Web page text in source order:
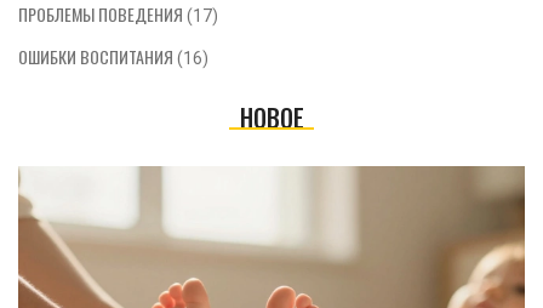
ПРОБЛЕМЫ ПОВЕДЕНИЯ (17)
ОШИБКИ ВОСПИТАНИЯ (16)
НОВОЕ